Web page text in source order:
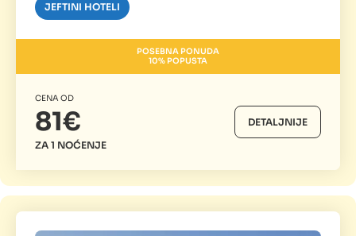
JEFTINI HOTELI
POSEBNA PONUDA
10% POPUSTA
CENA OD
81€
ZA 1 NOĆENJE
DETALJNIJE